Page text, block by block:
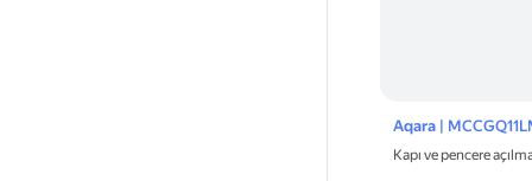
Aqara|
Kapı ve pencere